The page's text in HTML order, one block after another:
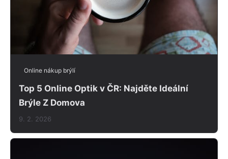
Online nákup brýlí
Top 5 Online Optik v ČR: Najděte Ideální
Brýle Z Domova
9. 2. 2026